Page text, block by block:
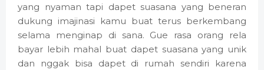
yang nyaman tapi dapet suasana yang beneran
dukung imajinasi kamu buat terus berkembang
selama menginap di sana. Gue rasa orang rela
bayar lebih mahal buat dapet suasana yang unik
dan nggak bisa dapet di rumah sendiri karena